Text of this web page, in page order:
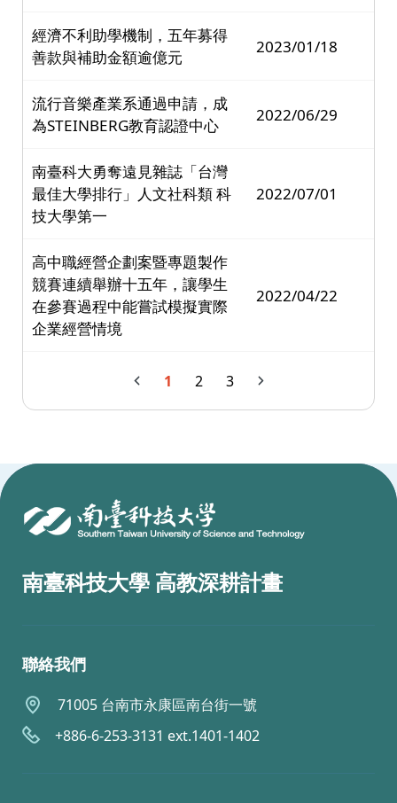
經濟不利助學機制，五年募得
善款與補助金額逾億元
2023/01/18
流行音樂產業系通過申請，成
為STEINBERG教育認證中心
2022/06/29
南臺科大勇奪遠見雜誌「台灣
最佳大學排行」人文社科類 科
技大學第一
2022/07/01
高中職經營企劃案暨專題製作
競賽連續舉辦十五年，讓學生
在參賽過程中能嘗試模擬實際
企業經營情境
2022/04/22
1 2 3
南臺科技大學 高教深耕計畫
聯絡我們
71005 台南市永康區南台街一號
+886-6-253-3131 ext.1401-1402